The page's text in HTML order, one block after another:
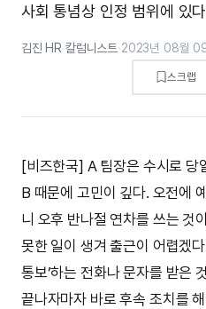
사회 통념상 인정 범위에 있
김진 HR 칼럼니스트·2023년 08월
스크랩
[비즈한국] A 팀장은 수시로 당
B 때문에 고민이 깊다. 오전에
니 오후 반나절 연차를 쓰는 것
못한 일이 생겨 출근이 어렵겠
통보’하는 전화나 문자를 받은
끝나자마자 바로 후속 조치를